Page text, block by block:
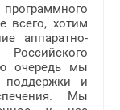
всего, хотим
аппаратно-
очередь мы
поддержки и
Мы